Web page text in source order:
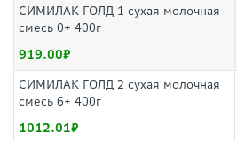
СИМИЛАК ГОЛД 1 сухая молочная
смесь 0+ 400г
919.00
СИМИЛАК ГОЛД 2 сухая молочная
смесь 6+ 400г
1012.01